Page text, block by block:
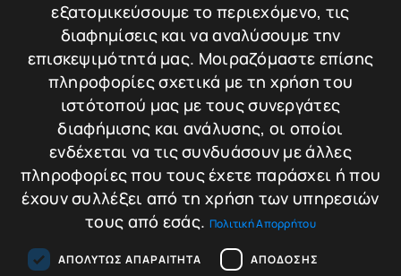
Υπηρεσίες
Πιστοποιήσεις
Πολιτική απορρήτου
Τρόποι πληρωμής
Πολιτική Επιστροφών / Ακυρώσεων
ΕΠΙΚΟΙΝΩΝΙΑ
Λεωφ. Κωνσταντίνου Καραμανλή 174
Τ.Κ. 542 48 - Θεσσαλονίκη
T.+30.2310.30.39.35T.+30.2310.220.221
E.info@tigersafes.gr
εξατομικεύσουμε το περιεχόμενο, τις
διαφημίσεις και να αναλύσουμε την
επισκεψιμότητά μας. Μοιραζόμαστε επίσης
πληροφορίες σχετικά με τη χρήση του
ιστότοπού μας με τους συνεργάτες
διαφήμισης και ανάλυσης, οι οποίοι
ενδέχεται να τις συνδυάσουν με άλλες
πληροφορίες που τους έχετε παράσχει ή που
έχουν συλλέξει από τη χρήση των υπηρεσιών
τους από εσάς. Πολιτική Απορρήτου
ΑΠΟΛΎΤΩΣ ΑΠΑΡΑΊΤΗΤΑ ΑΠΌΔΟΣΗΣ